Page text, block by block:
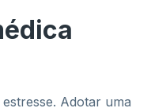
Adotar uma